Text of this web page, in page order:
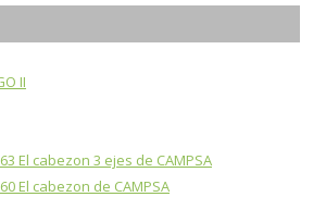
II
El cabezon 3 ejes de CAMPSA
El cabezon de CAMPSA